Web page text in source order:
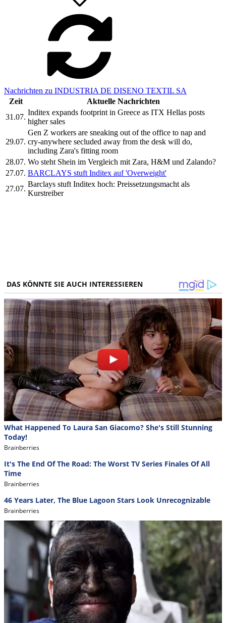
Nachrichten zu INDUSTRIA DE DISENO TEXTIL SA
Zeit
Aktuelle Nachrichten
31.07.
Inditex expands footprint in Greece as ITX Hellas posts
higher sales
29.07.
Gen Z workers are sneaking out of the office to nap and
cry-anywhere secluded away from the desk will do,
including Zara's fitting room
28.07. Wo steht Shein im Vergleich mit Zara, H&M und Zalando?
27.07. BARCLAYS stuft Inditex auf 'Overweight'
27.07.
Barclays stuft Inditex hoch: Preissetzungsmacht als
Kurstreiber